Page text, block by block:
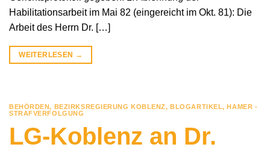
Habilitationsarbeit im Mai 82 (eingereicht im Okt. 81): Die
Arbeit des Herrn Dr. […]
WEITERLESEN →
BEHÖRDEN, BEZIRKSREGIERUNG KOBLENZ,BLOGARTIKEL,HAMER -
STRAFVERFOLGUNG
LG-Koblenz an Dr.